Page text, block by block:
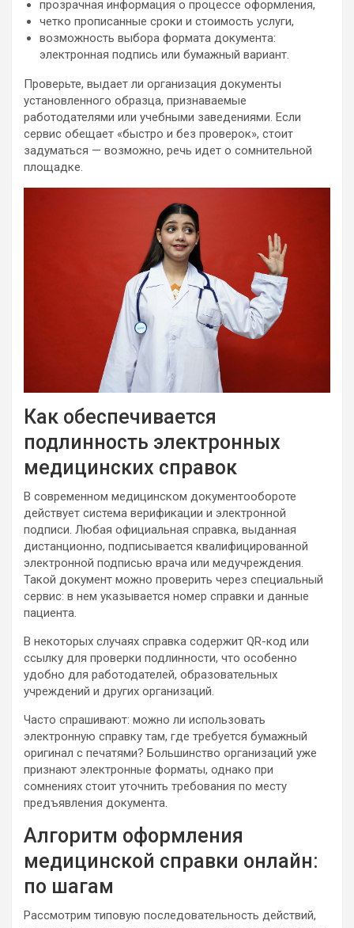
прозрачная информация о процессе оформления,
четко прописанные сроки и стоимость услуги,
возможность выбора формата документа:
электронная подпись или бумажный вариант.
Проверьте, выдает ли организация документы
установленного образца, признаваемые
работодателями или учебными заведениями. Если
сервис обещает «быстро и без проверок», стоит
задуматься — возможно, речь идет о сомнительной
площадке.
Как обеспечивается
подлинность электронных
медицинских справок
В современном медицинском документообороте
действует система верификации и электронной
подписи. Любая официальная справка, выданная
дистанционно, подписывается квалифицированной
электронной подписью врача или медучреждения.
Такой документ можно проверить через специальный
сервис: в нем указывается номер справки и данные
пациента.
В некоторых случаях справка содержит QR-код или
ссылку для проверки подлинности, что особенно
удобно для работодателей, образовательных
учреждений и других организаций.
Часто спрашивают: можно ли использовать
электронную справку там, где требуется бумажный
оригинал с печатями? Большинство организаций уже
признают электронные форматы, однако при
сомнениях стоит уточнить требования по месту
предъявления документа.
Алгоритм оформления
медицинской справки онлайн:
по шагам
Рассмотрим типовую последовательность действий,